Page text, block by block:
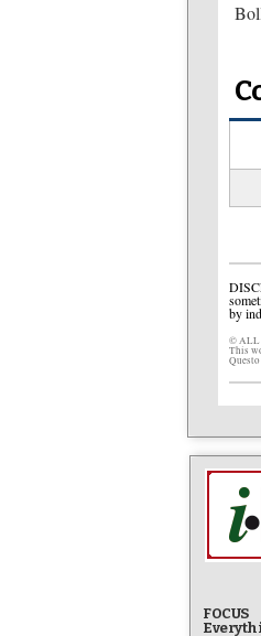
by
© ALL
This
FOCUS